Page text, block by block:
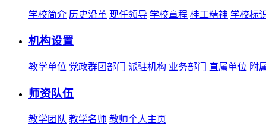
学校简介 历史沿革 现任领导 学校章程 桂工精神 学校标
机构设置
教学单位 党政群团部门 派驻机构 业务部门 直属单位 附
师资队伍
教学团队 教学名师 教师个人主页